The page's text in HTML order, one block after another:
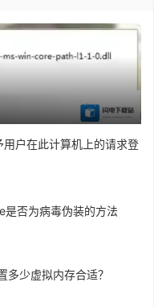
用户在此计算机上的请求登
否为病毒伪装的方法
多少虚拟内存合适？